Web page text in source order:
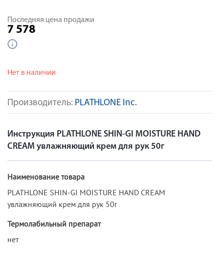
Производитель: PLATHLONE Inc.
Последняя цена продажи
7 578
Нет в наличии
Инструкция PLATHLONE SHIN-GI MOISTURE HAND
CREAM увлажняющий крем для рук 50г
Наименование товара
PLATHLONE SHIN-GI MOISTURE HAND CREAM
увлажняющий крем для рук 50г
Термолабильный препарат
нет